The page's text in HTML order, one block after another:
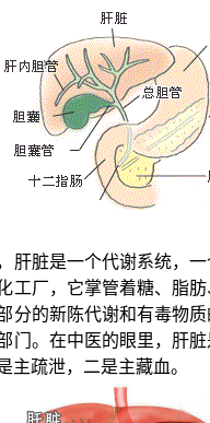
肝脏是一个代谢系统，
工厂，它掌管着糖、脂肪
分的新陈代谢和有毒物
门。在中医的眼里，肝
主疏泄，二是主藏血。